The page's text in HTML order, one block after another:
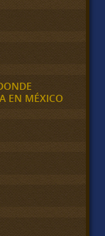
EN MÉXICO